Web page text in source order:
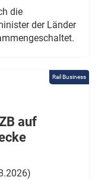
die
der Länder
Rail Business
auf